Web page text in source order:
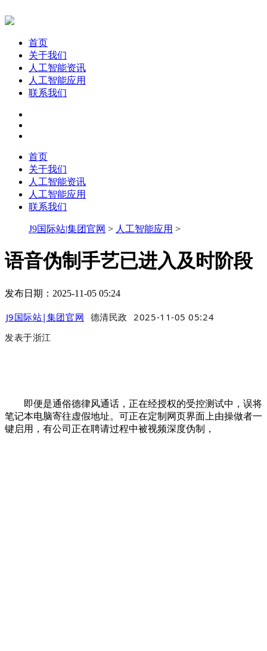
首页
关于我们
人工智能资讯
人工智能应用
联系我们
首页
关于我们
人工智能资讯
人工智能应用
联系我们
J9国际站|集团官网 > 人工智能应用 >
语音伪制手艺已进入及时阶段
发布日期：2025-11-05 05:24
J9国际站|集团官网 德清民政
2025-11-05 05:24
发表于浙江
即便是通俗德律风通话，正在经授权的受控测试中，误将
笔记本电脑寄往虚假地址。可正在定制网页界面上由操做者一
键启用，有公司正在聘请过程中被视频深度伪制，